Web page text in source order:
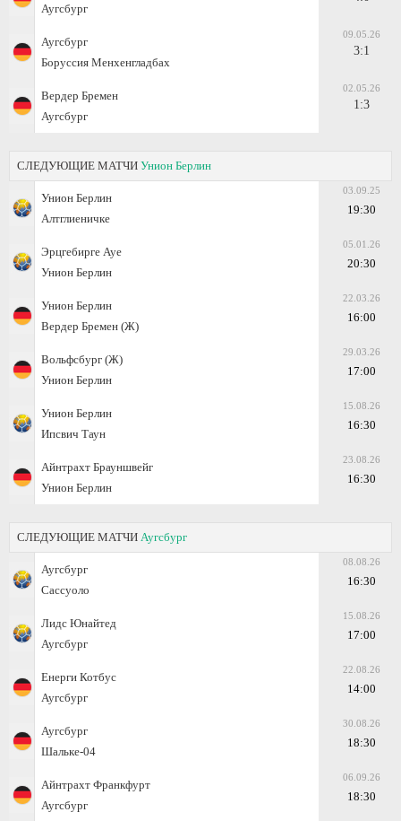
Аугсбург
Аугсбург
Боруссия Менхенгладбах
09.05.26
3:1
Вердер Бремен
Аугсбург
02.05.26
1:3
СЛЕДУЮЩИЕ МАТЧИ Унион Берлин
Унион Берлин
Алтглиеничке
03.09.25
19:30
Эрцгебирге Ауе
Унион Берлин
05.01.26
20:30
Унион Берлин
Вердер Бремен (Ж)
22.03.26
16:00
Вольфсбург (Ж)
Унион Берлин
29.03.26
17:00
Унион Берлин
Ипсвич Таун
15.08.26
16:30
Айнтрахт Брауншвейг
Унион Берлин
23.08.26
16:30
СЛЕДУЮЩИЕ МАТЧИ Аугсбург
Аугсбург
Сассуоло
08.08.26
16:30
Лидс Юнайтед
Аугсбург
15.08.26
17:00
Енерги Котбус
Аугсбург
22.08.26
14:00
Аугсбург
Шальке-04
30.08.26
18:30
Айнтрахт Франкфурт
Аугсбург
06.09.26
18:30